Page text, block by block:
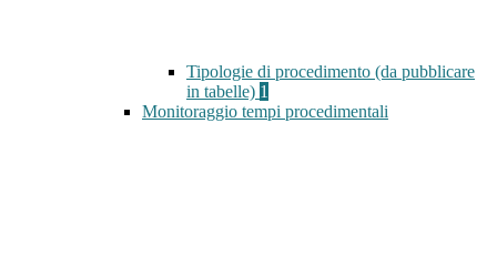
Tipologie di procedimento (da pubblicare
in tabelle) 1
Monitoraggio tempi procedimentali